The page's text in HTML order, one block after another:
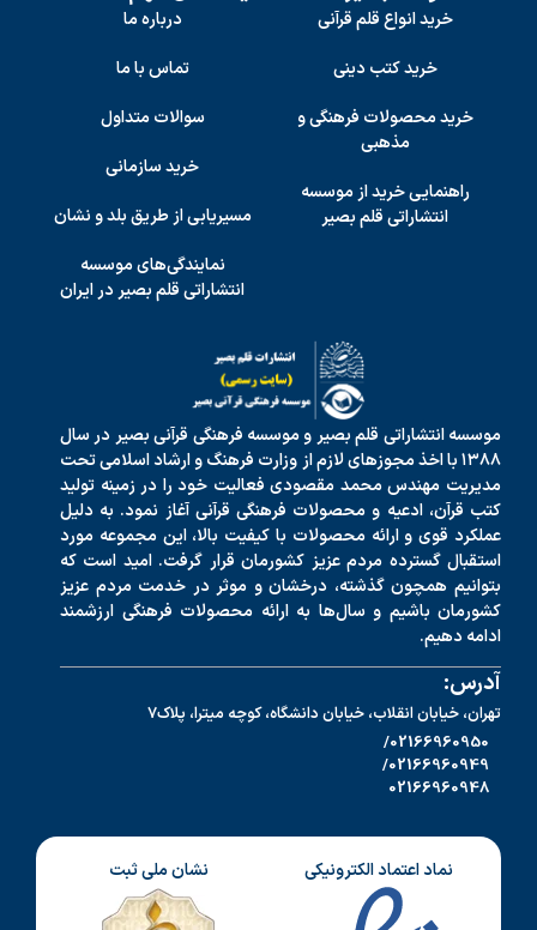
خرید انواع قلم قرآنی
خرید کتب دینی
خرید محصولات فرهنگی و
مذهبی
راهنمایی خرید از موسسه
انتشاراتی قلم بصیر
درباره ما
تماس با ما
سوالات متداول
خرید سازمانی
مسیریابی از طریق بلد و نشان
نمایندگی‌های موسسه
انتشاراتی قلم بصیر در ایران
موسسه انتشاراتی قلم بصیر و موسسه فرهنگی قرآنی بصیر در سال
۱۳۸۸ با اخذ مجوزهای لازم از وزارت فرهنگ و ارشاد اسلامی تحت
مدیریت مهندس محمد مقصودی فعالیت خود را در زمینه تولید
کتب قرآن، ادعیه و محصولات فرهنگی قرآنی آغاز نمود. به دلیل
عملکرد قوی و ارائه محصولات با کیفیت بالا، این مجموعه مورد
استقبال گسترده مردم عزیز کشورمان قرار گرفت. امید است که
بتوانیم همچون گذشته، درخشان و موثر در خدمت مردم عزیز
کشورمان باشیم و سال‌ها به ارائه محصولات فرهنگی ارزشمند
ادامه دهیم.
آدرس:
تهران، خیابان انقلاب، خیابان دانشگاه، کوچه میترا، پلاک7
02166960950/
02166960949/
02166960948
نماد اعتماد الکترونیکی نشان ملی ثبت